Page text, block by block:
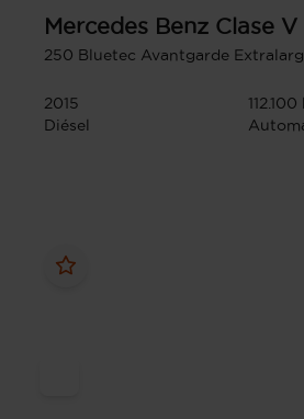
Mercedes Benz Clase V
250 Bluetec Avantgarde
2015
112.100
Diésel